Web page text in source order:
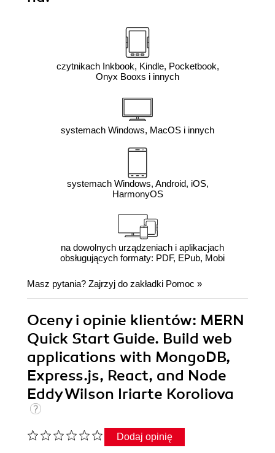
czytnikach Inkbook, Kindle, Pocketbook,
Onyx Booxs i innych
systemach Windows, MacOS i innych
systemach Windows, Android, iOS,
HarmonyOS
na dowolnych urządzeniach i aplikacjach
obsługujących formaty: PDF, EPub, Mobi
Masz pytania? Zajrzyj do zakładki Pomoc »
Oceny i opinie klientów: MERN
Quick Start Guide. Build web
applications with MongoDB,
Express.js, React, and Node
Eddy Wilson Iriarte Koroliova
Dodaj opinię